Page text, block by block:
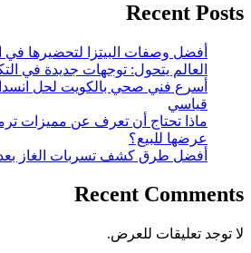
Recent Posts
أفضل وصفات البيتزا لتحضيرها في
العالم يتحول: توجهات جديدة في
أسرع فني صحي بالكويت لحل
قياسي
ماذا تحتاج أن تعرف عن مميزات
عرضها للبيع؟
أفضل طرق كشف تسربات الغاز بعد
Recent Comments
لا توجد تعليقات للعرض.